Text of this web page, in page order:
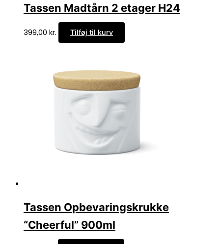
Tassen Madtårn 2 etager H24
399,00 kr. Tilføj til kurv
Tassen Opbevaringskrukke
“Cheerful” 900ml